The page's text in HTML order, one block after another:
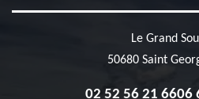
Le Grand
50680 Saint
02 52 56 21 6606